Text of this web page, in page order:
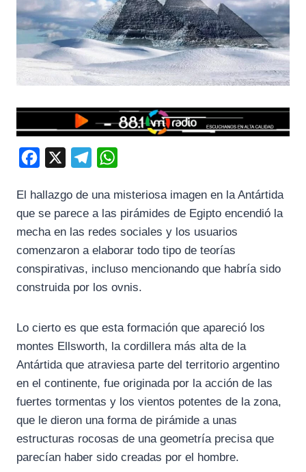
c
e
b
l
e
g
a
a
s
El hallazgo de una misteriosa imagen en la Antártida
que se parece a las pirámides de Egipto encendió la
mecha en las redes sociales y los usuarios
comenzaron a elaborar todo tipo de teorías
conspirativas, incluso mencionando que habría sido
construida por los ovnis.
Lo cierto es que esta formación que apareció los
montes Ellsworth, la cordillera más alta de la
Antártida que atraviesa parte del territorio argentino
en el continente, fue originada por la acción de las
fuertes tormentas y los vientos potentes de la zona,
que le dieron una forma de pirámide a unas
estructuras rocosas de una geometría precisa que
parecían haber sido creadas por el hombre.